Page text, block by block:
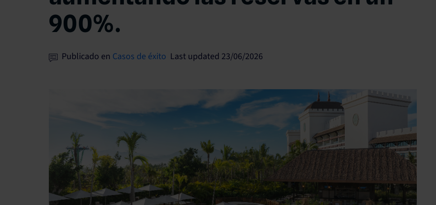
900%.
Publicado en Casos de éxito Last updated 23/06/2026